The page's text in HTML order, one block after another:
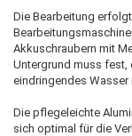
Die Bearbeitung
Akkuschraubern mit
Untergrund muss fest,
eindringendes
Die pflegeleichte
sich optimal für die